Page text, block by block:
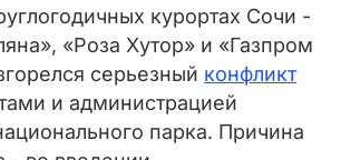
курортах Сочи -
«Роза Хутор» и «Газпром
серьезный конфликт
и администрацией
парка. Причина